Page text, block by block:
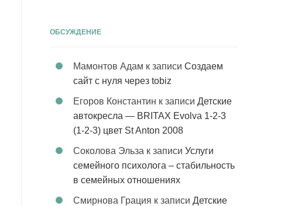
ОБСУЖДЕНИЕ
Мамонтов Адам к записи Создаем
сайт с нуля через tobiz
Егоров Константин к записи Детские
автокресла — BRITAX Evolva 1-2-3
(1-2-3) цвет St Anton 2008
Соколова Эльза к записи Услуги
семейного психолога – стабильность
в семейных отношениях
Смирнова Грация к записи Детские